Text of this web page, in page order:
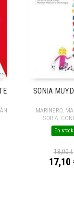
SONIA
MARINERO,
SORIA,
En stock
18,00 €
17,10